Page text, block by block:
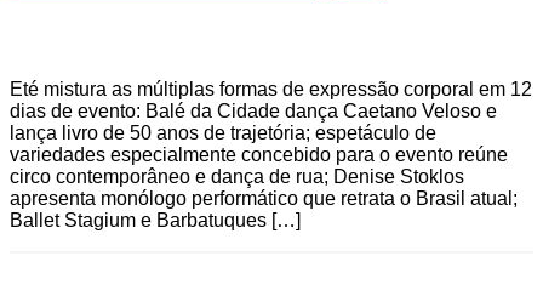
Eté mistura as múltiplas formas de expressão corporal em 12
dias de evento: Balé da Cidade dança Caetano Veloso e
lança livro de 50 anos de trajetória; espetáculo de
variedades especialmente concebido para o evento reúne
circo contemporâneo e dança de rua; Denise Stoklos
apresenta monólogo performático que retrata o Brasil atual;
Ballet Stagium e Barbatuques […]